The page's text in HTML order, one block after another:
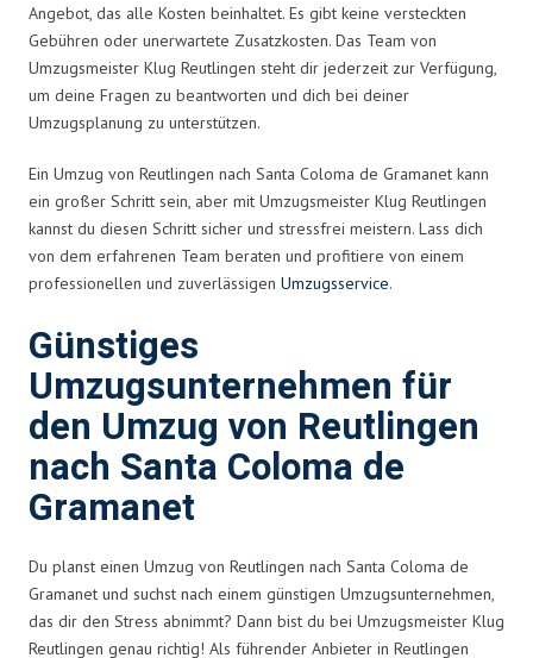
Angebot, das alle Kosten beinhaltet. Es gibt keine versteckten
Gebühren oder unerwartete Zusatzkosten. Das Team von
Umzugsmeister Klug Reutlingen steht dir jederzeit zur Verfügung,
um deine Fragen zu beantworten und dich bei deiner
Umzugsplanung zu unterstützen.
Ein Umzug von Reutlingen nach Santa Coloma de Gramanet kann
ein großer Schritt sein, aber mit Umzugsmeister Klug Reutlingen
kannst du diesen Schritt sicher und stressfrei meistern. Lass dich
von dem erfahrenen Team beraten und profitiere von einem
professionellen und zuverlässigen Umzugsservice.
Günstiges
Umzugsunternehmen für
den Umzug von Reutlingen
nach Santa Coloma de
Gramanet
Du planst einen Umzug von Reutlingen nach Santa Coloma de
Gramanet und suchst nach einem günstigen Umzugsunternehmen,
das dir den Stress abnimmt? Dann bist du bei Umzugsmeister Klug
Reutlingen genau richtig! Als führender Anbieter in Reutlingen